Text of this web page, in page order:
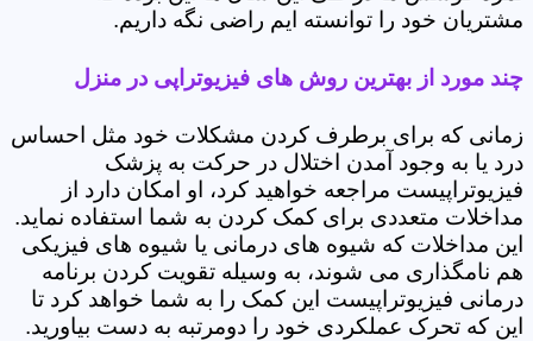
مشتریان خود را توانسته ایم راضی نگه داریم.
چند مورد از بهترین روش های فیزیوتراپی در منزل
زمانی که برای برطرف کردن مشکلات خود مثل احساس
درد یا به وجود آمدن اختلال در حرکت به پزشک
فیزیوتراپیست مراجعه خواهید کرد، او امکان دارد از
مداخلات متعددی برای کمک کردن به شما استفاده نماید.
این مداخلات که شیوه های درمانی یا شیوه های فیزیکی
هم نامگذاری می شوند، به وسیله تقویت کردن برنامه
درمانی فیزیوتراپیست این کمک را به شما خواهد کرد تا
این که تحرک عملکردی خود را دومرتبه به دست بیاورید.